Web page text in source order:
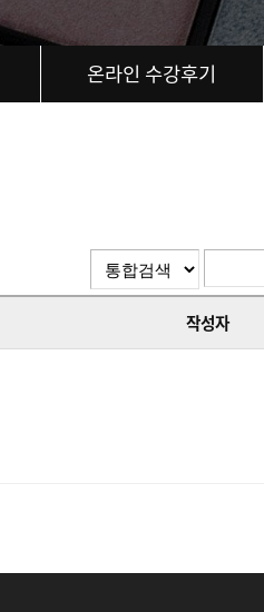
온라인 수강후기
작성자